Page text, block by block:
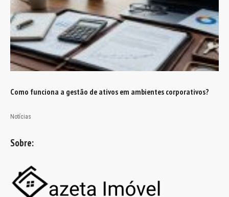
Como funciona a gestão de ativos em ambientes corporativos?
Notícias
Sobre: